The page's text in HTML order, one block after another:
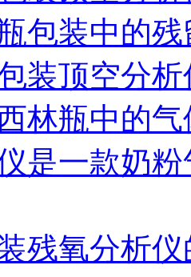
包装中的
装顶空分
林瓶中的
是一款奶
残氧分析